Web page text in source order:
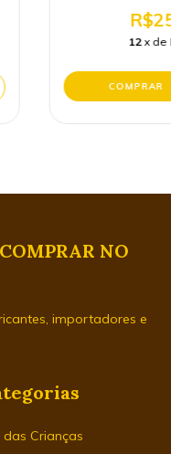
12 x de
NO
importadores e
das Crianças